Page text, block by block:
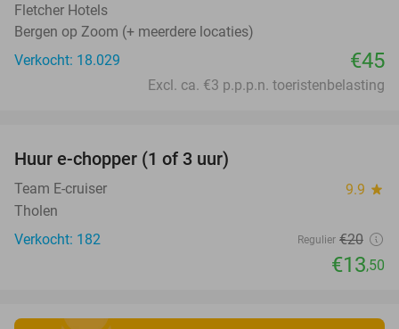
Fletcher Hotels
Bergen op Zoom (+ meerdere locaties)
Verkocht: 18.029
€45
Excl. ca. €3 p.p.p.n. toeristenbelasting
Huur e-chopper (1 of 3 uur)
Team E-cruiser 9.9 star
Tholen
Verkocht: 182
Regulier €20
€13,50